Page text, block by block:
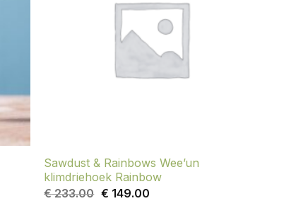
Sawdust & Rainbows Wee’un
klimdriehoek Rainbow
€233.00 Oorspronkelijke
€ 149.00